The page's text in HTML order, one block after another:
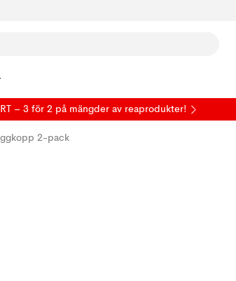
– 3 för 2 på mängder av reaprodukter!
2-pack